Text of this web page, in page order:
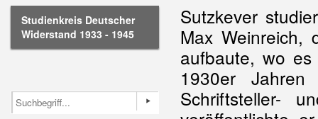
Studienkreis Deutscher
Widerstand 1933 - 1945
Sutzkever
Max
aufbaute, wo
1930er Jahren
Schriftsteller-